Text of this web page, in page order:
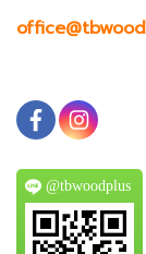
@tbwoodplus